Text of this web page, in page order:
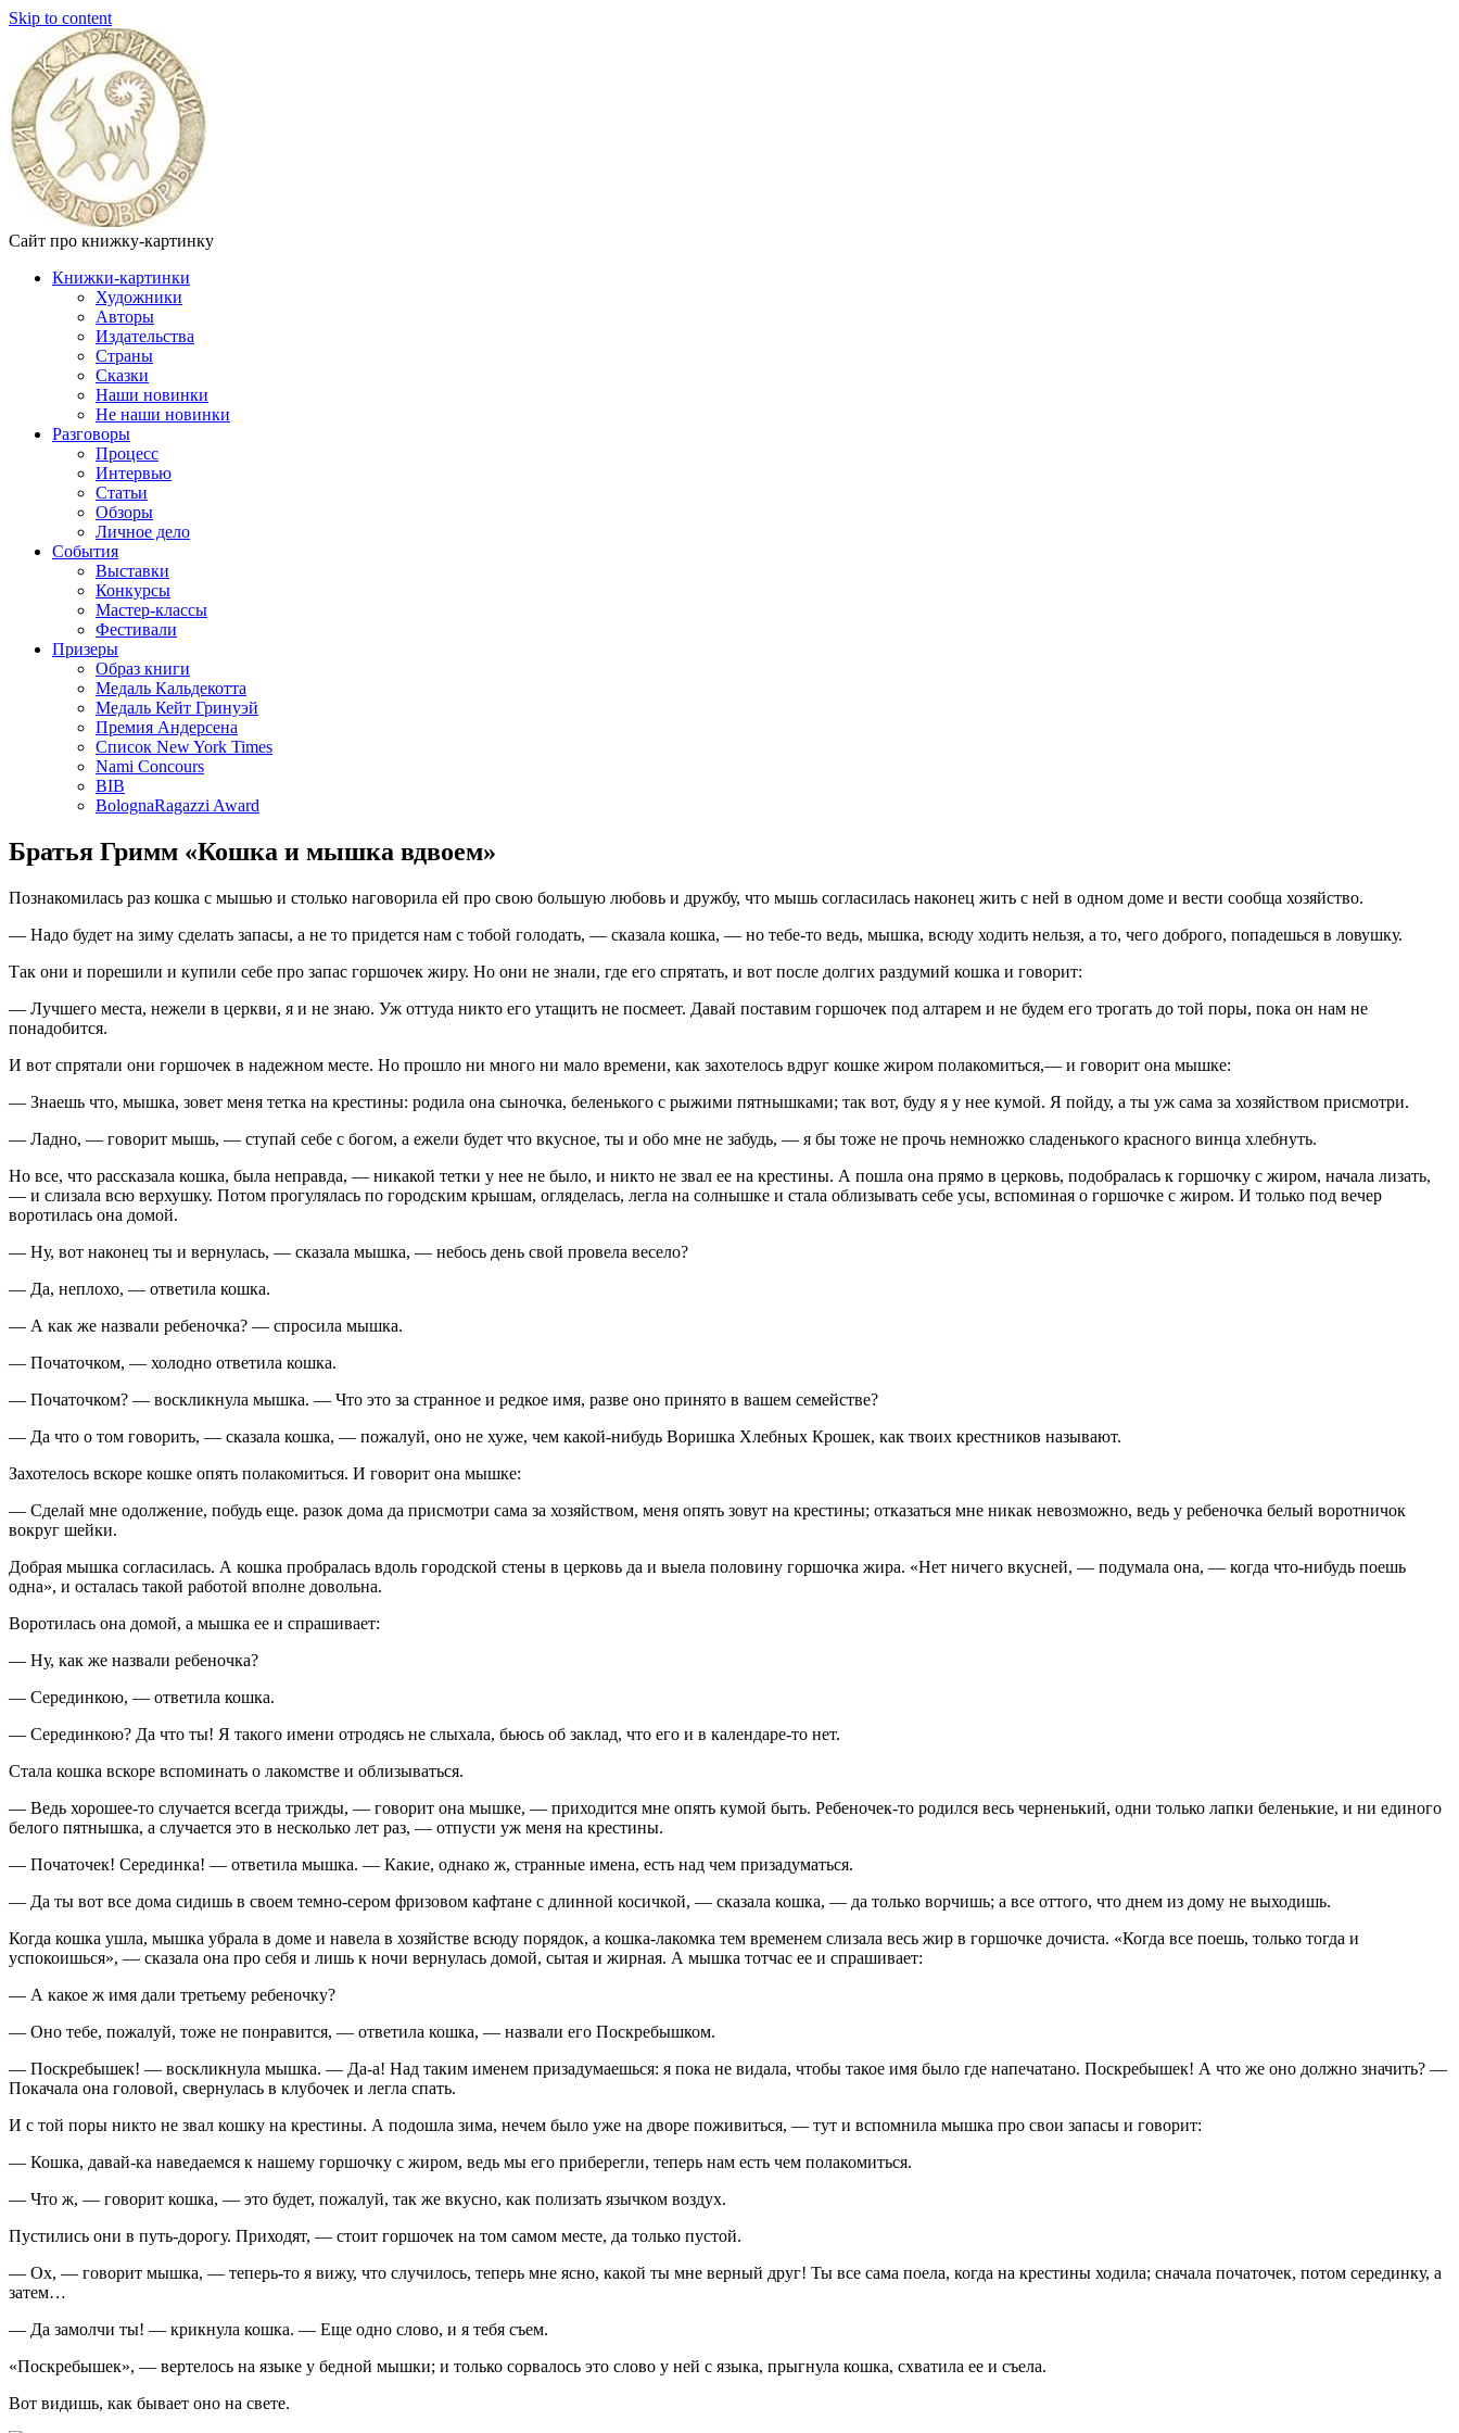
Skip to content
Сайт про книжку-картинку
Книжки-картинки
Художники
Авторы
Издательства
Страны
Сказки
Наши новинки
Не наши новинки
Разговоры
Процесс
Интервью
Статьи
Обзоры
Личное дело
События
Выставки
Конкурсы
Мастер-классы
Фестивали
Призеры
Образ книги
Медаль Кальдекотта
Медаль Кейт Гринуэй
Премия Андерсена
Список New York Times
Nami Concours
BIB
BolognaRagazzi Award
Братья Гримм «Кошка и мышка вдвоем»
Познакомилась раз кошка с мышью и столько наговорила ей про свою большую любовь и дружбу, что мышь согласилась наконец жить с ней в одном доме и вести сообща хозяйство.
— Надо будет на зиму сделать запасы, а не то придется нам с тобой голодать, — сказала кошка, — но тебе-то ведь, мышка, всюду ходить нельзя, а то, чего доброго, попадешься в ловушку.
Так они и порешили и купили себе про запас горшочек жиру. Но они не знали, где его спрятать, и вот после долгих раздумий кошка и говорит:
— Лучшего места, нежели в церкви, я и не знаю. Уж оттуда никто его утащить не посмеет. Давай поставим горшочек под алтарем и не будем его трогать до той поры, пока он нам не
понадобится.
И вот спрятали они горшочек в надежном месте. Но прошло ни много ни мало времени, как захотелось вдруг кошке жиром полакомиться,— и говорит она мышке:
— Знаешь что, мышка, зовет меня тетка на крестины: родила она сыночка, беленького с рыжими пятнышками; так вот, буду я у нее кумой. Я пойду, а ты уж сама за хозяйством присмотри.
— Ладно, — говорит мышь, — ступай себе с богом, а ежели будет что вкусное, ты и обо мне не забудь, — я бы тоже не прочь немножко сладенького красного винца хлебнуть.
Но все, что рассказала кошка, была неправда, — никакой тетки у нее не было, и никто не звал ее на крестины. А пошла она прямо в церковь, подобралась к горшочку с жиром, начала лизать,
— и слизала всю верхушку. Потом прогулялась по городским крышам, огляделась, легла на солнышке и стала облизывать себе усы, вспоминая о горшочке с жиром. И только под вечер
воротилась она домой.
— Ну, вот наконец ты и вернулась, — сказала мышка, — небось день свой провела весело?
— Да, неплохо, — ответила кошка.
— А как же назвали ребеночка? — спросила мышка.
— Початочком, — холодно ответила кошка.
— Початочком? — воскликнула мышка. — Что это за странное и редкое имя, разве оно принято в вашем семействе?
— Да что о том говорить, — сказала кошка, — пожалуй, оно не хуже, чем какой-нибудь Воришка Хлебных Крошек, как твоих крестников называют.
Захотелось вскоре кошке опять полакомиться. И говорит она мышке:
— Сделай мне одолжение, побудь еще. разок дома да присмотри сама за хозяйством, меня опять зовут на крестины; отказаться мне никак невозможно, ведь у ребеночка белый воротничок
вокруг шейки.
Добрая мышка согласилась. А кошка пробралась вдоль городской стены в церковь да и выела половину горшочка жира. «Нет ничего вкусней, — подумала она, — когда что-нибудь поешь
одна», и осталась такой работой вполне довольна.
Воротилась она домой, а мышка ее и спрашивает:
— Ну, как же назвали ребеночка?
— Серединкою, — ответила кошка.
— Серединкою? Да что ты! Я такого имени отродясь не слыхала, бьюсь об заклад, что его и в календаре-то нет.
Стала кошка вскоре вспоминать о лакомстве и облизываться.
— Ведь хорошее-то случается всегда трижды, — говорит она мышке, — приходится мне опять кумой быть. Ребеночек-то родился весь черненький, одни только лапки беленькие, и ни единого
белого пятнышка, а случается это в несколько лет раз, — отпусти уж меня на крестины.
— Початочек! Серединка! — ответила мышка. — Какие, однако ж, странные имена, есть над чем призадуматься.
— Да ты вот все дома сидишь в своем темно-сером фризовом кафтане с длинной косичкой, — сказала кошка, — да только ворчишь; а все оттого, что днем из дому не выходишь.
Когда кошка ушла, мышка убрала в доме и навела в хозяйстве всюду порядок, а кошка-лакомка тем временем слизала весь жир в горшочке дочиста. «Когда все поешь, только тогда и
успокоишься», — сказала она про себя и лишь к ночи вернулась домой, сытая и жирная. А мышка тотчас ее и спрашивает:
— А какое ж имя дали третьему ребеночку?
— Оно тебе, пожалуй, тоже не понравится, — ответила кошка, — назвали его Поскребышком.
— Поскребышек! — воскликнула мышка. — Да-а! Над таким именем призадумаешься: я пока не видала, чтобы такое имя было где напечатано. Поскребышек! А что же оно должно значить? —
Покачала она головой, свернулась в клубочек и легла спать.
И с той поры никто не звал кошку на крестины. А подошла зима, нечем было уже на дворе поживиться, — тут и вспомнила мышка про свои запасы и говорит:
— Кошка, давай-ка наведаемся к нашему горшочку с жиром, ведь мы его приберегли, теперь нам есть чем полакомиться.
— Что ж, — говорит кошка, — это будет, пожалуй, так же вкусно, как полизать язычком воздух.
Пустились они в путь-дорогу. Приходят, — стоит горшочек на том самом месте, да только пустой.
— Ох, — говорит мышка, — теперь-то я вижу, что случилось, теперь мне ясно, какой ты мне верный друг! Ты все сама поела, когда на крестины ходила; сначала початочек, потом серединку, а
затем…
— Да замолчи ты! — крикнула кошка. — Еще одно слово, и я тебя съем.
«Поскребышек», — вертелось на языке у бедной мышки; и только сорвалось это слово у ней с языка, прыгнула кошка, схватила ее и съела.
Вот видишь, как бывает оно на свете.